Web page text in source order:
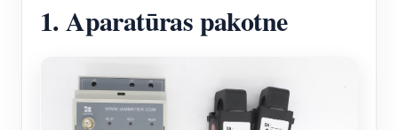
1. Aparatūras pakotne